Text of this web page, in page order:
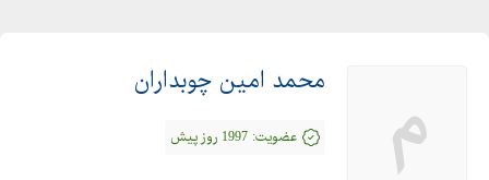
منبع دوجداره پلاستیکی
منبع آب هوایی دست دوم
منبع آب هوایی پلی اتیلن
م محمد امین چوبداران
عضویت: 1997 روز پیش